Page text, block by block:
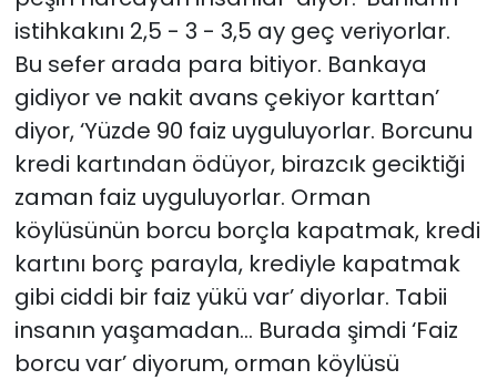
istihkakını 2,5 - 3 - 3,5 ay geç veriyorlar.
Bu sefer arada para bitiyor. Bankaya
gidiyor ve nakit avans çekiyor karttan’
diyor, ‘Yüzde 90 faiz uyguluyorlar. Borcunu
kredi kartından ödüyor, birazcık geciktiği
zaman faiz uyguluyorlar. Orman
köylüsünün borcu borçla kapatmak, kredi
kartını borç parayla, krediyle kapatmak
gibi ciddi bir faiz yükü var’ diyorlar. Tabii
insanın yaşamadan… Burada şimdi ‘Faiz
borcu var’ diyorum, orman köylüsü